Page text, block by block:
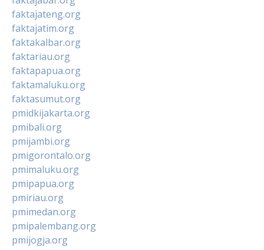
faktajateng.org
faktajatim.org
faktakalbar.org
faktariau.org
faktapapua.org
faktamaluku.org
faktasumut.org
pmidkijakarta.org
pmibali.org
pmijambi.org
pmigorontalo.org
pmimaluku.org
pmipapua.org
pmiriau.org
pmimedan.org
pmipalembang.org
pmijogja.org